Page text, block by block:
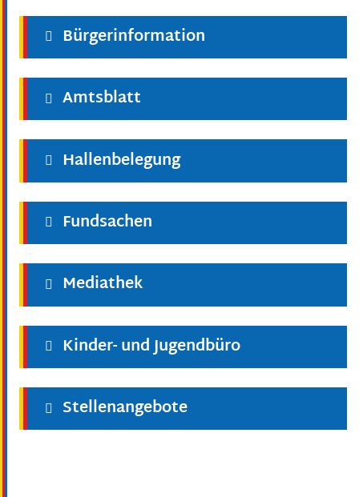
Bürgerinformation
Amtsblatt
Hallenbelegung
Fundsachen
Mediathek
Kinder- und Jugendbüro
Stellenangebote